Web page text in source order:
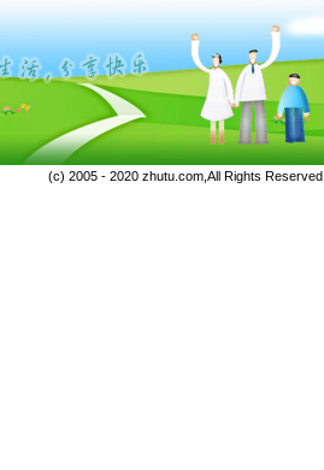
(c) 2005 - 2020 zhutu.com,All Rights Reserved